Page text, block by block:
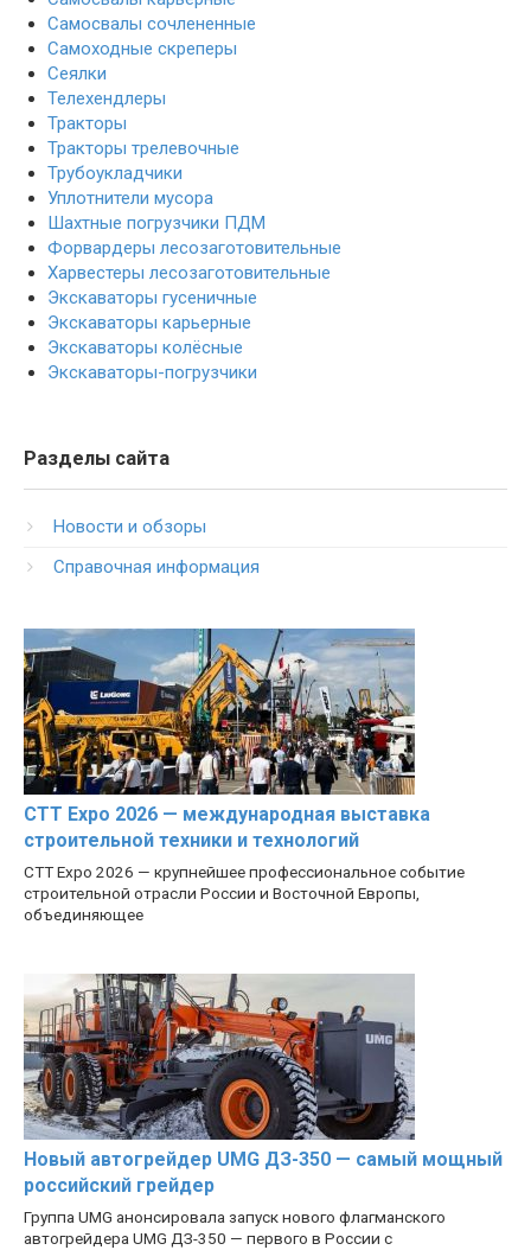
Самосвалы сочлененные
Самоходные скреперы
Сеялки
Телехендлеры
Тракторы
Тракторы трелевочные
Трубоукладчики
Уплотнители мусора
Шахтные погрузчики ПДМ
Форвардеры лесозаготовительные
Харвестеры лесозаготовительные
Экскаваторы гусеничные
Экскаваторы карьерные
Экскаваторы колёсные
Экскаваторы-погрузчики
Разделы сайта
Новости и обзоры
Справочная информация
CTT Expo 2026 — международная выставка
строительной техники и технологий
CTT Expo 2026 — крупнейшее профессиональное событие
строительной отрасли России и Восточной Европы,
объединяющее
Новый автогрейдер UMG ДЗ-350 — самый мощный
российский грейдер
Группа UMG анонсировала запуск нового флагманского
автогрейдера UMG ДЗ-350 — первого в России с